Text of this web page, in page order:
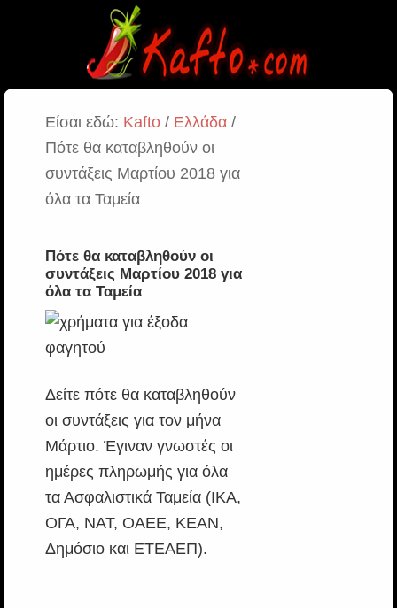
Είσαι εδώ: Kafto/ Ελλάδα/
Πότε θα καταβληθούν οι
συντάξεις Μαρτίου 2018 για
όλα τα Ταμεία
Πότε θα καταβληθούν οι
συντάξεις Μαρτίου 2018 για
όλα τα Ταμεία
Δείτε πότε θα καταβληθούν
οι συντάξεις για τον μήνα
Μάρτιο. Έγιναν γνωστές οι
ημέρες πληρωμής για όλα
τα Ασφαλιστικά Ταμεία (ΙΚΑ,
ΟΓΑ, ΝΑΤ, ΟΑΕΕ, ΚΕΑΝ,
Δημόσιο και ΕΤΕΑΕΠ).